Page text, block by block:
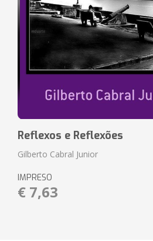
Reflexos e Reflexões
Gilberto Cabral Junior
IMPRESO
€ 7,63